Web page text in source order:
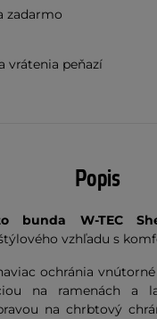
zadarmo
vrátenia peňazí
Popis
bunda W-TEC
vzhľadu s
ochránia
na ramenách a
na chrbtový